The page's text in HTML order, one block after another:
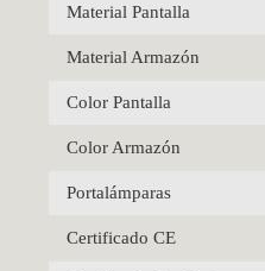
Material Pantalla
Material Armazón
Color Pantalla
Color Armazón
Portalámparas
Certificado CE